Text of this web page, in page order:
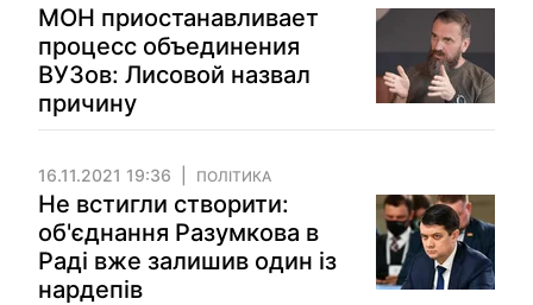
МОН приостанавливает
процесс объединения
ВУЗов: Лисовой назвал
причину
16.11.2021 19:36 ПОЛІТИКА
Не встигли створити:
об'єднання Разумкова в
Раді вже залишив один із
нардепів